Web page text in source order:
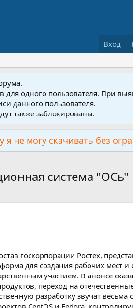
Вход
для одного пользователя. При
данного пользователя.
также заблокированы.
не могу скачивать без
система "ОСь"
госкорпорации Ростех,
для создания рабочих мест и
участием. В анонсе
переход на
разработку звучат весьма
CentOS и Fedora,